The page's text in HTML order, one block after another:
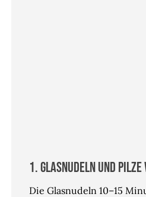
1. Glasnudeln und
Die Glasnudeln 10–15